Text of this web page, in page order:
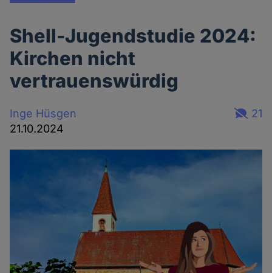
Shell-Jugendstudie 2024:
Kirchen nicht
vertrauenswürdig
Inge Hüsgen
21.10.2024
21